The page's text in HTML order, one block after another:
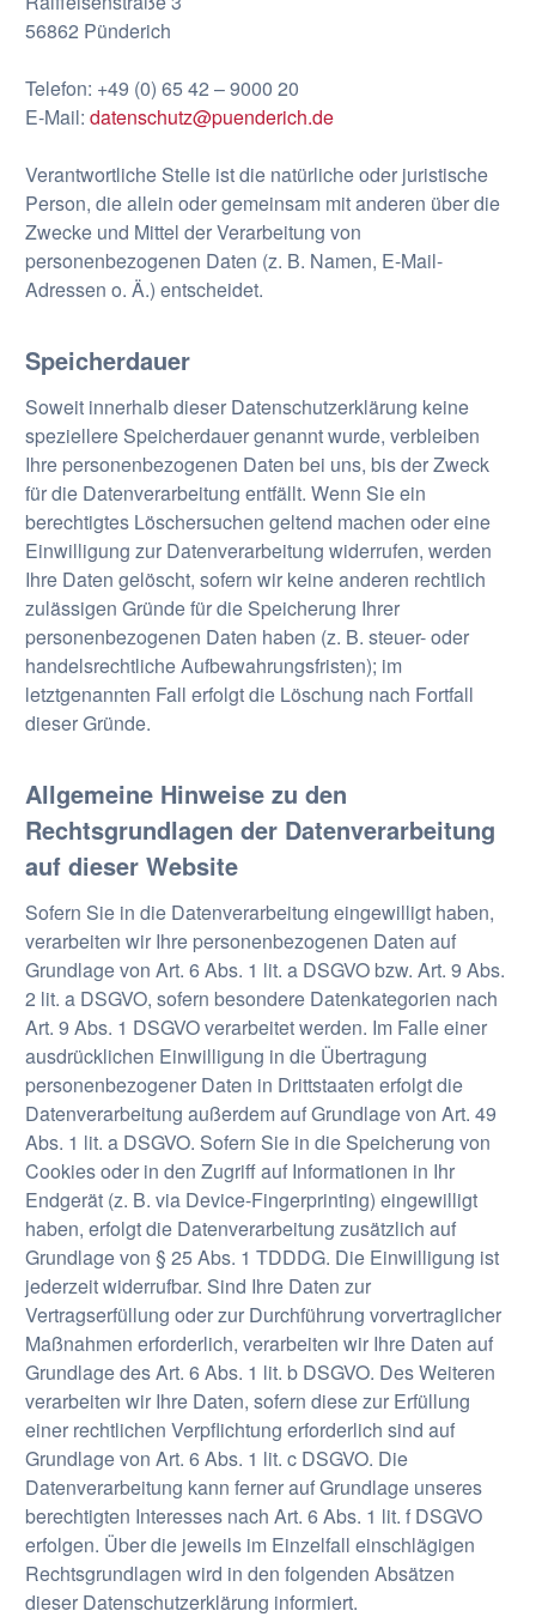
56862 Pünderich
Telefon: +49 (0) 65 42 – 9000 20
E-Mail: datenschutz@puenderich.de
Verantwortliche Stelle ist die natürliche oder juristische
Person, die allein oder gemeinsam mit anderen über die
Zwecke und Mittel der Verarbeitung von
personenbezogenen Daten (z. B. Namen, E-Mail-
Adressen o. Ä.) entscheidet.
Speicherdauer
Soweit innerhalb dieser Datenschutzerklärung keine
speziellere Speicherdauer genannt wurde, verbleiben
Ihre personenbezogenen Daten bei uns, bis der Zweck
für die Datenverarbeitung entfällt. Wenn Sie ein
berechtigtes Löschersuchen geltend machen oder eine
Einwilligung zur Datenverarbeitung widerrufen, werden
Ihre Daten gelöscht, sofern wir keine anderen rechtlich
zulässigen Gründe für die Speicherung Ihrer
personenbezogenen Daten haben (z. B. steuer- oder
handelsrechtliche Aufbewahrungsfristen); im
letztgenannten Fall erfolgt die Löschung nach Fortfall
dieser Gründe.
Allgemeine Hinweise zu den
Rechtsgrundlagen der Datenverarbeitung
auf dieser Website
Sofern Sie in die Datenverarbeitung eingewilligt haben,
verarbeiten wir Ihre personenbezogenen Daten auf
Grundlage von Art. 6 Abs. 1 lit. a DSGVO bzw. Art. 9 Abs.
2 lit. a DSGVO, sofern besondere Datenkategorien nach
Art. 9 Abs. 1 DSGVO verarbeitet werden. Im Falle einer
ausdrücklichen Einwilligung in die Übertragung
personenbezogener Daten in Drittstaaten erfolgt die
Datenverarbeitung außerdem auf Grundlage von Art. 49
Abs. 1 lit. a DSGVO. Sofern Sie in die Speicherung von
Cookies oder in den Zugriff auf Informationen in Ihr
Endgerät (z. B. via Device-Fingerprinting) eingewilligt
haben, erfolgt die Datenverarbeitung zusätzlich auf
Grundlage von § 25 Abs. 1 TDDDG. Die Einwilligung ist
jederzeit widerrufbar. Sind Ihre Daten zur
Vertragserfüllung oder zur Durchführung vorvertraglicher
Maßnahmen erforderlich, verarbeiten wir Ihre Daten auf
Grundlage des Art. 6 Abs. 1 lit. b DSGVO. Des Weiteren
verarbeiten wir Ihre Daten, sofern diese zur Erfüllung
einer rechtlichen Verpflichtung erforderlich sind auf
Grundlage von Art. 6 Abs. 1 lit. c DSGVO. Die
Datenverarbeitung kann ferner auf Grundlage unseres
berechtigten Interesses nach Art. 6 Abs. 1 lit. f DSGVO
erfolgen. Über die jeweils im Einzelfall einschlägigen
Rechtsgrundlagen wird in den folgenden Absätzen
dieser Datenschutzerklärung informiert.